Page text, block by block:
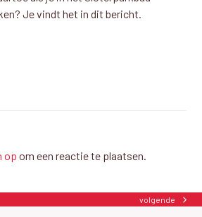
Je vindt het in dit bericht.
op om een reactie te plaatsen.
next
volgende